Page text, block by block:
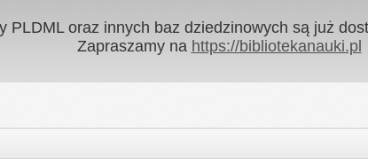
PLDML oraz innych baz dziedzinowych są już
Zapraszamy na https://bibliotekanauki.pl